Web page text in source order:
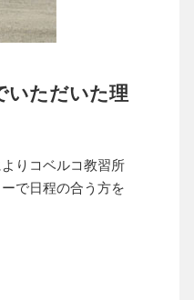
いただいた理
りコベルコ教習所
で日程の合う方を